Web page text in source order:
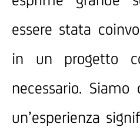
essere stata
in un progetto
necessario.
un’esperienza